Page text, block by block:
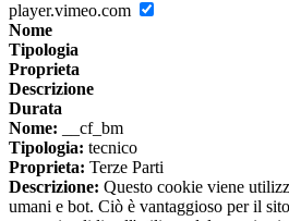
player.vimeo.com
Nome
Tipologia
Proprieta
Descrizione
Durata
Nome: __cf_bm
Tipologia: tecnico
Proprieta: Terze Parti
Descrizione: Questo cookie viene
umani e bot. Ciò è vantaggioso per il